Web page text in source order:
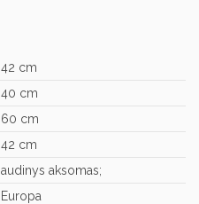
42 cm
40 cm
60 cm
42 cm
audinys aksomas;
Europa